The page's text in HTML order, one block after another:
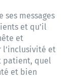
ses messages
et qu’il
et
l’inclusivité et
patient, quel
et bien